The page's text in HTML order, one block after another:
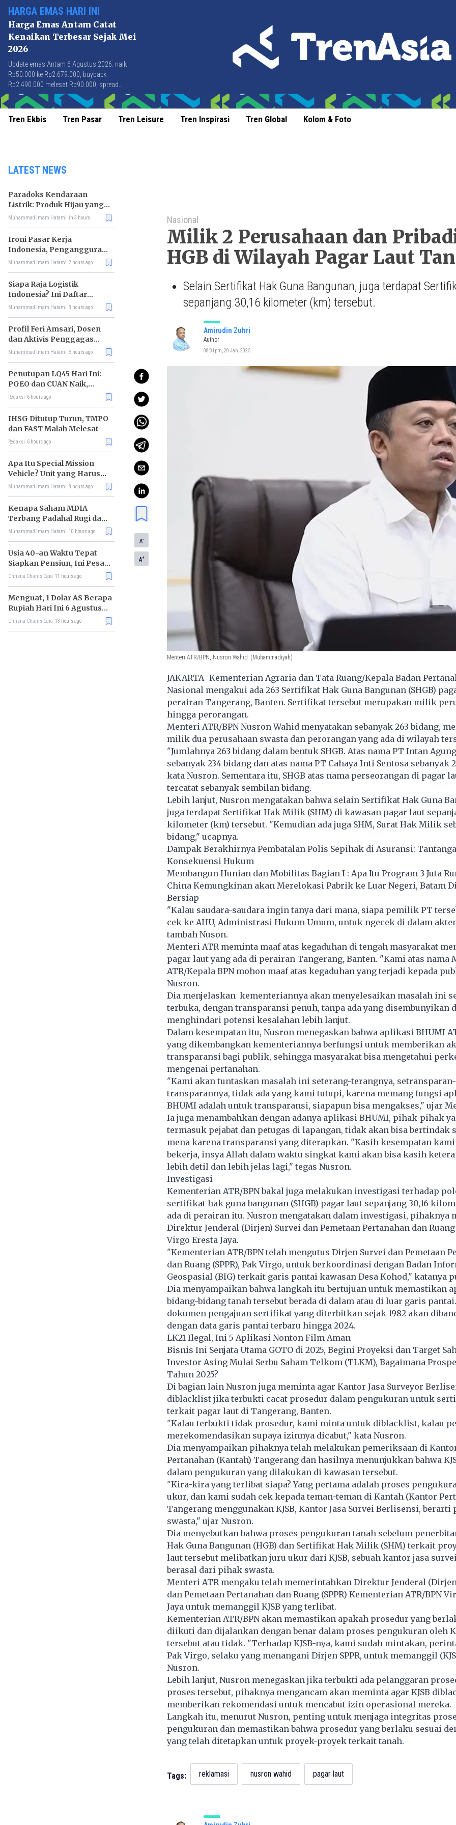
HARGA EMAS HARI INI
Harga Emas Antam Catat
Kenaikan Terbesar Sejak Mei
2026
Update emas Antam 6 Agustus 2026: naik
Rp50.000 ke Rp2.679.000, buyback
Rp2.490.000 melesat Rp90.000, spread
Rp189.000 tersempit sejak awal April 2026.
Tren Ekbis Tren Pasar Tren Leisure Tren Inspirasi Tren Global Kolom & Foto
LATEST NEWS
Paradoks Kendaraan
Listrik: Produk Hijau yang
Ancam Hutan Tropis
Muhammad Imam Hatami in 3 hours
Ironi Pasar Kerja
Indonesia, Pengangguran
Didominasi Lulusan SMK
Muhammad Imam Hatami 2 hours ago
Siapa Raja Logistik
Indonesia? Ini Daftar
Pemimpin Pasarnya
Muhammad Imam Hatami 3 hours ago
Profil Feri Amsari, Dosen
dan Aktivis Penggagas
Kabinet Bayangan
Muhammad Imam Hatami 5 hours ago
Penutupan LQ45 Hari Ini:
PGEO dan CUAN Naik,
MBMA Turun
Redaksi 6 hours ago
IHSG Ditutup Turun, TMPO
dan FAST Malah Melesat
Redaksi 6 hours ago
Apa Itu Special Mission
Vehicle? Unit yang Harus
Bereskan Utang Whoosh
Muhammad Imam Hatami 8 hours ago
Kenapa Saham MDIA
Terbang Padahal Rugi dan
Terlilit Utang?
Muhammad Imam Hatami 10 hours ago
Usia 40-an Waktu Tepat
Siapkan Pensiun, Ini Pesan
Rhenald Kasali
Chrisna Chanis Cara 11 hours ago
Menguat, 1 Dolar AS Berapa
Rupiah Hari Ini 6 Agustus
2026?
Chrisna Chanis Cara 13 hours ago
A-
A+
Nasional
Milik 2 Perusahaan dan
HGB di Wilayah Pagar Laut
Selain Sertifikat Hak Guna Bangunan, juga terdapat
sepanjang 30,16 kilometer (km) tersebut.
Amirudin Zuhri
Author
08:01pm, 20 Jan, 2025
Menteri ATR/BPN, Nusron Wahid (Muhammadiyah)
JAKARTA- Kementerian Agraria dan Tata Ruang/Kepala Badan
Nasional mengakui ada 263 Sertifikat Hak Guna Bangunan (SHGB)
perairan Tangerang, Banten. Sertifikat tersebut merupakan milik
hingga perorangan.
Menteri ATR/BPN Nusron Wahid menyatakan sebanyak 263 bidang,
milik dua perusahaan swasta dan perorangan yang ada di wilayah
"Jumlahnya 263 bidang dalam bentuk SHGB. Atas nama PT Intan
sebanyak 234 bidang dan atas nama PT Cahaya Inti Sentosa sebanyak
kata Nusron. Sementara itu, SHGB atas nama perseorangan di pagar
tercatat sebanyak sembilan bidang.
Lebih lanjut, Nusron mengatakan bahwa selain Sertifikat Hak Guna
juga terdapat Sertifikat Hak Milik (SHM) di kawasan pagar laut
kilometer (km) tersebut. "Kemudian ada juga SHM, Surat Hak Milik
bidang," ucapnya.
Dampak Berakhirnya Pembatalan Polis Sepihak di Asuransi:
Konsekuensi Hukum
Membangun Hunian dan Mobilitas Bagian I : Apa Itu Program 3 Juta
China Kemungkinan akan Merelokasi Pabrik ke Luar Negeri, Batam
Bersiap
"Kalau saudara-saudara ingin tanya dari mana, siapa pemilik PT
cek ke AHU, Administrasi Hukum Umum, untuk ngecek di dalam
tambah Nuson.
Menteri ATR meminta maaf atas kegaduhan di tengah masyarakat
pagar laut yang ada di perairan Tangerang, Banten. "Kami atas nama
ATR/Kepala BPN mohon maaf atas kegaduhan yang terjadi kepada
Nusron.
Dia menjelaskan kementeriannya akan menyelesaikan masalah ini
terbuka, dengan transparansi penuh, tanpa ada yang disembunyikan
menghindari potensi kesalahan lebih lanjut.
Dalam kesempatan itu, Nusron menegaskan bahwa aplikasi BHUMI
yang dikembangkan kementeriannya berfungsi untuk memberikan
transparansi bagi publik, sehingga masyarakat bisa mengetahui
mengenai pertanahan.
"Kami akan tuntaskan masalah ini seterang-terangnya, setransparan-
transparannya, tidak ada yang kami tutupi, karena memang fungsi
BHUMI adalah untuk transparansi, siapapun bisa mengakses," ujar
Ia juga menambahkan dengan adanya aplikasi BHUMI, pihak-pihak
termasuk pejabat dan petugas di lapangan, tidak akan bisa bertindak
mena karena transparansi yang diterapkan. "Kasih kesempatan
bekerja, insya Allah dalam waktu singkat kami akan bisa kasih
lebih detil dan lebih jelas lagi," tegas Nusron.
Investigasi
Kementerian ATR/BPN bakal juga melakukan investigasi terhadap
sertifikat hak guna bangunan (SHGB) pagar laut sepanjang 30,16
ada di perairan itu. Nusron mengatakan dalam investigasi, pihaknya
Direktur Jenderal (Dirjen) Survei dan Pemetaan Pertanahan dan Ruang
Virgo Eresta Jaya.
"Kementerian ATR/BPN telah mengutus Dirjen Survei dan Pemetaan
dan Ruang (SPPR), Pak Virgo, untuk berkoordinasi dengan Badan
Geospasial (BIG) terkait garis pantai kawasan Desa Kohod," katanya
Dia menyampaikan bahwa langkah itu bertujuan untuk memastikan
bidang-bidang tanah tersebut berada di dalam atau di luar garis
dokumen pengajuan sertifikat yang diterbitkan sejak 1982 akan
dengan data garis pantai terbaru hingga 2024.
LK21 Ilegal, Ini 5 Aplikasi Nonton Film Aman
Bisnis Ini Senjata Utama GOTO di 2025, Begini Proyeksi dan Target
Investor Asing Mulai Serbu Saham Telkom (TLKM), Bagaimana
Tahun 2025?
Di bagian lain Nusron juga meminta agar Kantor Jasa Surveyor
diblacklist jika terbukti cacat prosedur dalam pengukuran untuk
terkait pagar laut di Tangerang, Banten.
"Kalau terbukti tidak prosedur, kami minta untuk diblacklist, kalau
merekomendasikan supaya izinnya dicabut," kata Nusron.
Dia menyampaikan pihaknya telah melakukan pemeriksaan di
Pertanahan (Kantah) Tangerang dan hasilnya menunjukkan bahwa
dalam pengukuran yang dilakukan di kawasan tersebut.
"Kira-kira yang terlibat siapa? Yang pertama adalah proses
ukur, dan kami sudah cek kepada teman-teman di Kantah (Kantor
Tangerang menggunakan KJSB, Kantor Jasa Survei Berlisensi, berarti
swasta," ujar Nusron.
Dia menyebutkan bahwa proses pengukuran tanah sebelum
Hak Guna Bangunan (HGB) dan Sertifikat Hak Milik (SHM) terkait
laut tersebut melibatkan juru ukur dari KJSB, sebuah kantor jasa
berasal dari pihak swasta.
Menteri ATR mengaku telah memerintahkan Direktur Jenderal
dan Pemetaan Pertanahan dan Ruang (SPPR) Kementerian ATR/BPN
Jaya untuk memanggil KJSB yang terlibat.
Kementerian ATR/BPN akan memastikan apakah prosedur yang
diikuti dan dijalankan dengan benar dalam proses pengukuran oleh
tersebut atau tidak. "Terhadap KJSB-nya, kami sudah mintakan,
Pak Virgo, selaku yang menangani Dirjen SPPR, untuk memanggil
Nusron.
Lebih lanjut, Nusron menegaskan jika terbukti ada pelanggaran
proses tersebut, pihaknya mengancam akan meminta agar KJSB
memberikan rekomendasi untuk mencabut izin operasional mereka.
Langkah itu, menurut Nusron, penting untuk menjaga integritas
pengukuran dan memastikan bahwa prosedur yang berlaku sesuai
yang telah ditetapkan untuk proyek-proyek terkait tanah.
Tags: reklamasi nusron wahid pagar laut